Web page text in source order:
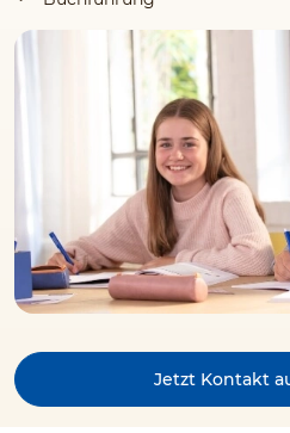
Jetzt Kontakt